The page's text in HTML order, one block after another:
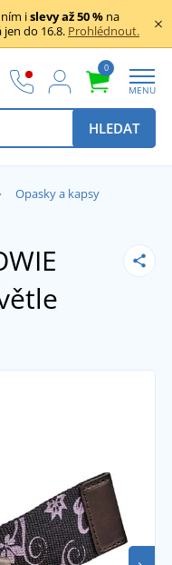
islevy až 50 % na
jen do 16.8. Prohlédnout.
0
MENU
HLEDAT
Opasky a kapsy